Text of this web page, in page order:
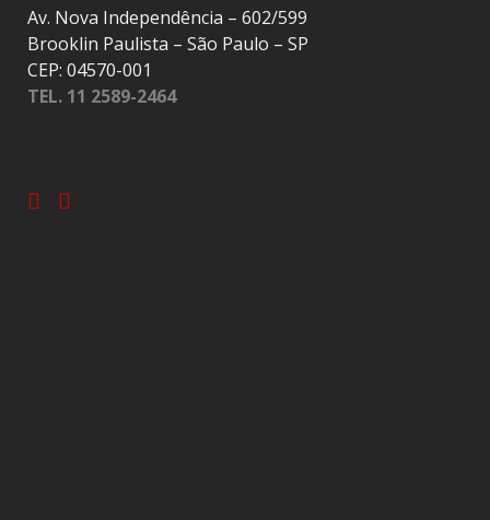
Av. Nova Independência – 602/599
Brooklin Paulista – São Paulo – SP
CEP: 04570-001
TEL. 11 2589-2464